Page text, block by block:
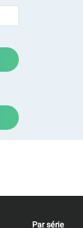
des
Par série